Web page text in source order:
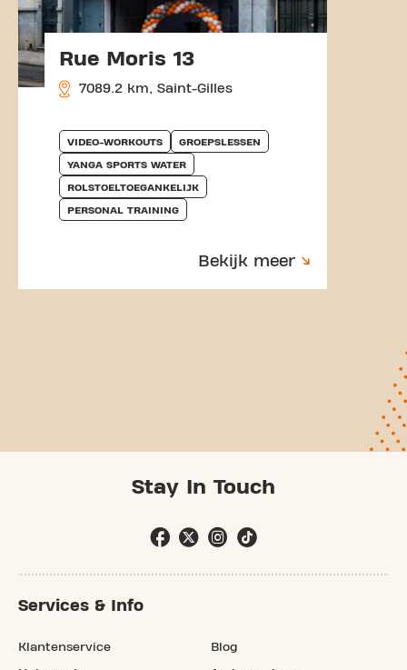
Rue Moris 13
7089.2 km, Saint-Gilles
VIDEO-WORKOUTS GROEPSLESSEN
YANGA SPORTS WATER
ROLSTOELTOEGANKELIJK
PERSONAL TRAINING
Bekijk meer
Stay In Touch
Services & Info
Klantenservice Blog